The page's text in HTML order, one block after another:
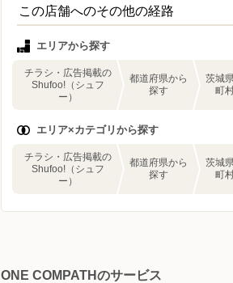
この店舗へのその他の経路
エリアから探す
チラシ・広告掲載の
Shufoo!（シュフ
ー）
都道府県から
探す
茨城
町
エリア×カテゴリから探す
チラシ・広告掲載の
Shufoo!（シュフ
ー）
都道府県から
探す
茨城
町
ONE COMPATHのサービス